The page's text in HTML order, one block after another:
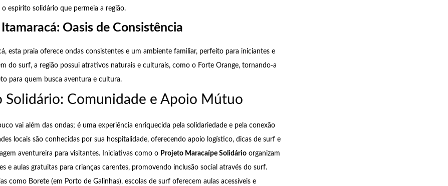
espírito solidário que permeia a região.
Itamaracá: Oasis de Consistência
esta praia oferece ondas consistentes e um ambiente familiar, perfeito para iniciantes e
do surf, a região possui atrativos naturais e culturais, como o Forte Orange, tornando-a
para quem busca aventura e cultura.
Solidário: Comunidade e Apoio Mútuo
vai além das ondas; é uma experiência enriquecida pela solidariedade e pela conexão
locais são conhecidas por sua hospitalidade, oferecendo apoio logístico, dicas de surf e
aventureira para visitantes. Iniciativas como o Projeto Maracaípe Solidário organizam
e aulas gratuitas para crianças carentes, promovendo inclusão social através do surf.
como Borete (em Porto de Galinhas), escolas de surf oferecem aulas acessíveis e